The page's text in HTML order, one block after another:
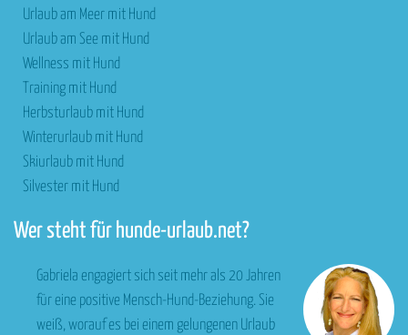
Urlaub am Meer mit Hund
Urlaub am See mit Hund
Wellness mit Hund
Training mit Hund
Herbsturlaub mit Hund
Winterurlaub mit Hund
Skiurlaub mit Hund
Silvester mit Hund
Wer steht für hunde-urlaub.net?
Gabriela engagiert sich seit mehr als 20 Jahren
für eine positive Mensch-Hund-Beziehung. Sie
weiß, worauf es bei einem gelungenen Urlaub